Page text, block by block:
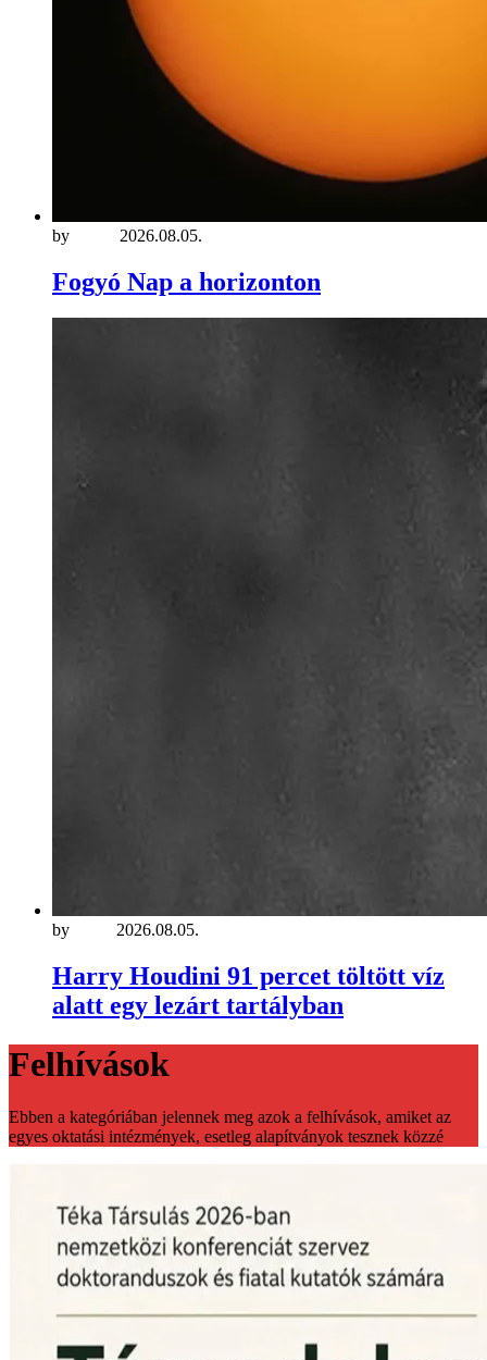
by 2026.08.05.
Fogyó Nap a horizonton
by 2026.08.05.
Harry Houdini 91 percet töltött víz
alatt egy lezárt tartályban
Felhívások
Ebben a kategóriában jelennek meg azok a felhívások, amiket az
egyes oktatási intézmények, esetleg alapítványok tesznek közzé